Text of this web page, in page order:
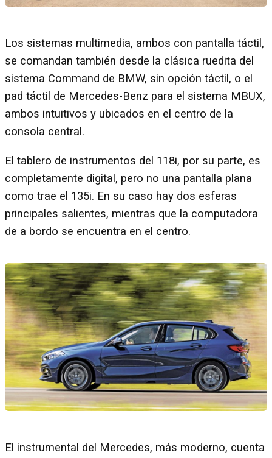
Los sistemas multimedia, ambos con pantalla táctil,
se comandan también desde la clásica ruedita del
sistema Command de BMW, sin opción táctil, o el
pad táctil de Mercedes-Benz para el sistema MBUX,
ambos intuitivos y ubicados en el centro de la
consola central.
El tablero de instrumentos del 118i, por su parte, es
completamente digital, pero no una pantalla plana
como trae el 135i. En su caso hay dos esferas
principales salientes, mientras que la computadora
de a bordo se encuentra en el centro.
El instrumental del Mercedes, más moderno, cuenta